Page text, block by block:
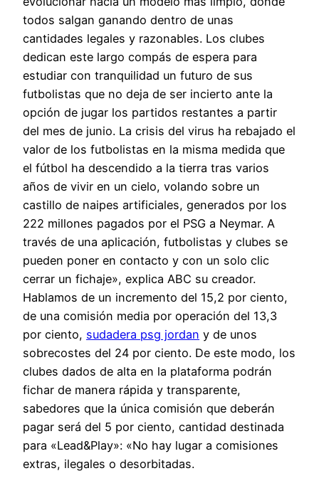
todos salgan ganando dentro de unas
cantidades legales y razonables. Los clubes
dedican este largo compás de espera para
estudiar con tranquilidad un futuro de sus
futbolistas que no deja de ser incierto ante la
opción de jugar los partidos restantes a partir
del mes de junio. La crisis del virus ha rebajado el
valor de los futbolistas en la misma medida que
el fútbol ha descendido a la tierra tras varios
años de vivir en un cielo, volando sobre un
castillo de naipes artificiales, generados por los
222 millones pagados por el PSG a Neymar. A
través de una aplicación, futbolistas y clubes se
pueden poner en contacto y con un solo clic
cerrar un fichaje», explica ABC su creador.
Hablamos de un incremento del 15,2 por ciento,
de una comisión media por operación del 13,3
por ciento, sudadera psg jordan y de unos
sobrecostes del 24 por ciento. De este modo, los
clubes dados de alta en la plataforma podrán
fichar de manera rápida y transparente,
sabedores que la única comisión que deberán
pagar será del 5 por ciento, cantidad destinada
para «Lead&Play»: «No hay lugar a comisiones
extras, ilegales o desorbitadas.